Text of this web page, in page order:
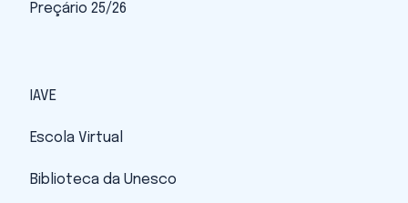
Preçário 25/26
IAVE
Escola Virtual
Biblioteca da Unesco